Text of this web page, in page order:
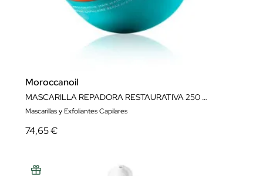
Moroccanoil
MASCARILLA REPADORA RESTAURATIVA 250 ML
Mascarillas y Exfoliantes Capilares
74,65 €